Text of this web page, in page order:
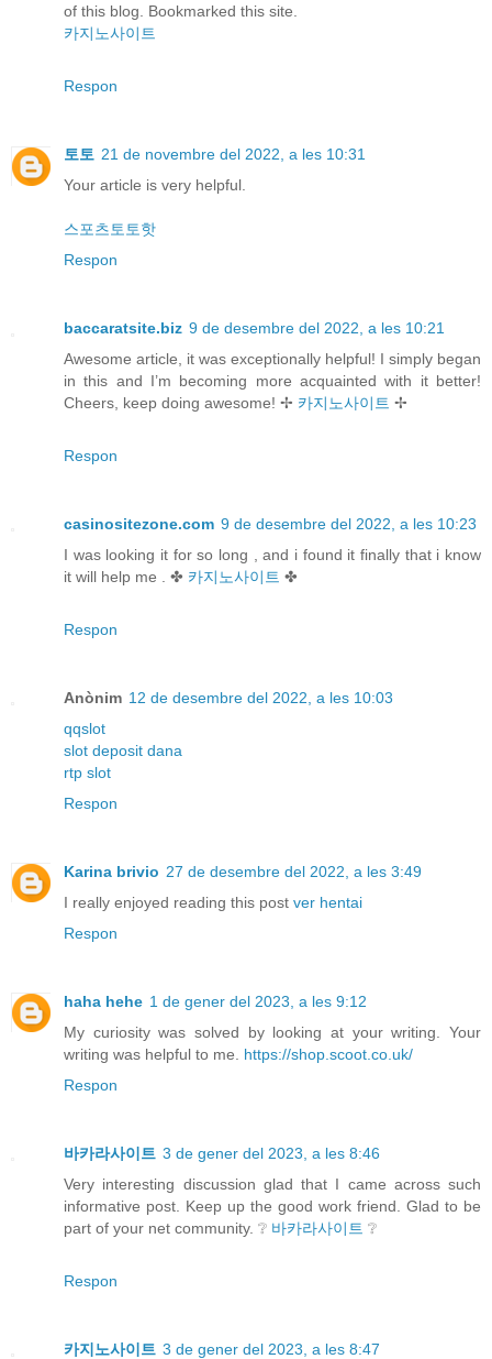
of this blog. Bookmarked this site.
카지노사이트
Respon
토토 21 de novembre del 2022, a les 10:31
Your article is very helpful.
스포츠토토핫
Respon
baccaratsite.biz 9 de desembre del 2022, a les 10:21
Awesome article, it was exceptionally helpful! I simply began
in this and I’m becoming more acquainted with it better!
Cheers, keep doing awesome! ✢ 카지노사이트 ✢
Respon
casinositezone.com 9 de desembre del 2022, a les 10:23
I was looking it for so long , and i found it finally that i know
it will help me . ✤ 카지노사이트 ✤
Respon
Anònim 12 de desembre del 2022, a les 10:03
qqslot
slot deposit dana
rtp slot
Respon
Karina brivio 27 de desembre del 2022, a les 3:49
I really enjoyed reading this post ver hentai
Respon
haha hehe 1 de gener del 2023, a les 9:12
My curiosity was solved by looking at your writing. Your
writing was helpful to me. https://shop.scoot.co.uk/
Respon
바카라사이트 3 de gener del 2023, a les 8:46
Very interesting discussion glad that I came across such
informative post. Keep up the good work friend. Glad to be
part of your net community. ❔ 바카라사이트 ❔
Respon
카지노사이트 3 de gener del 2023, a les 8:47